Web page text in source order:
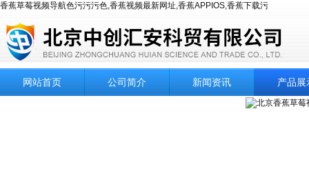
香蕉草莓视频导航色污污污色,香蕉视频最新网址,香蕉APPIOS,香蕉下载污
网站首页 公司简介 新闻资讯 产品展